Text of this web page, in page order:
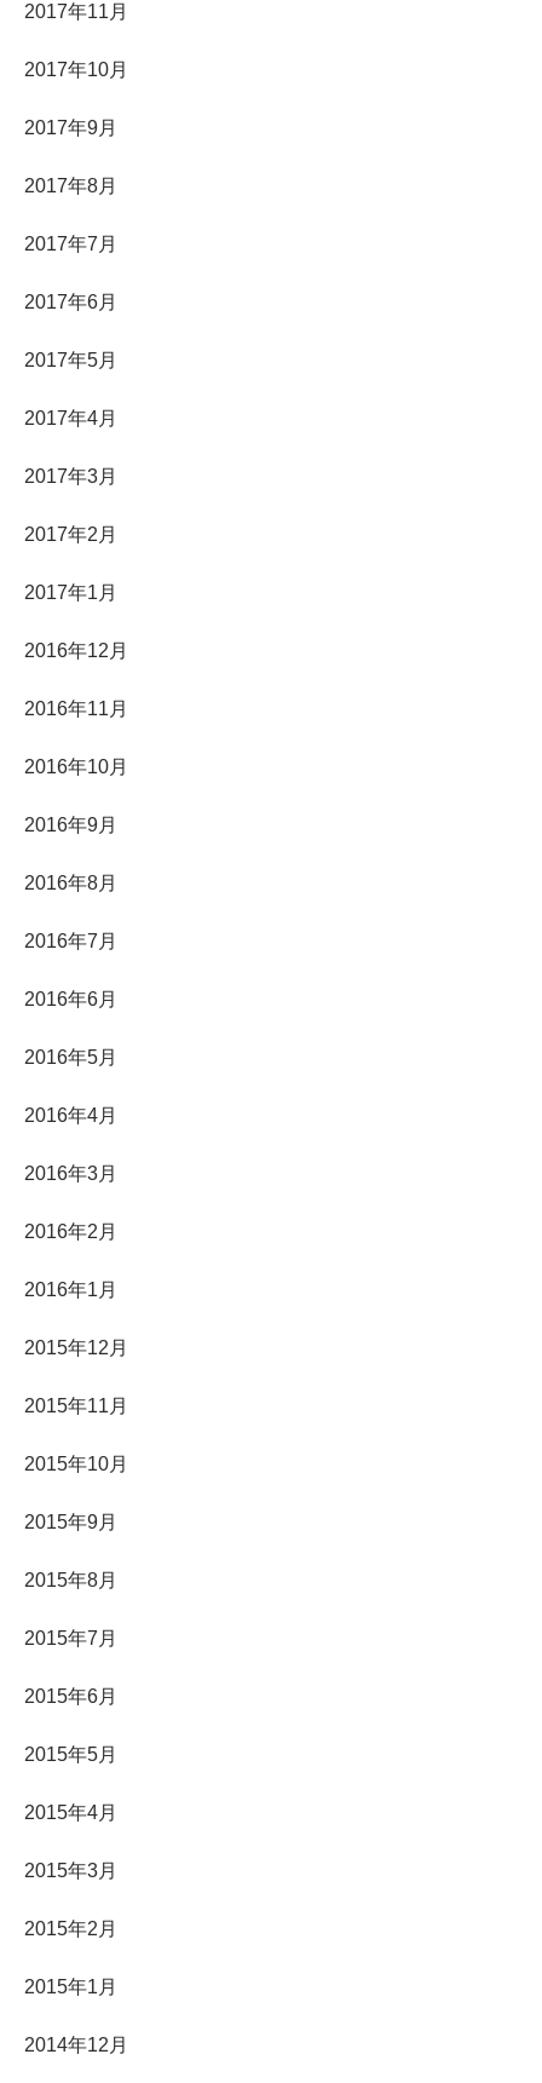
2017年11月
2017年10月
2017年9月
2017年8月
2017年7月
2017年6月
2017年5月
2017年4月
2017年3月
2017年2月
2017年1月
2016年12月
2016年11月
2016年10月
2016年9月
2016年8月
2016年7月
2016年6月
2016年5月
2016年4月
2016年3月
2016年2月
2016年1月
2015年12月
2015年11月
2015年10月
2015年9月
2015年8月
2015年7月
2015年6月
2015年5月
2015年4月
2015年3月
2015年2月
2015年1月
2014年12月